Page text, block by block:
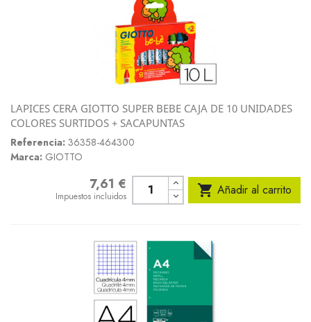
LAPICES CERA GIOTTO SUPER BEBE CAJA DE 10 UNIDADES
COLORES SURTIDOS + SACAPUNTAS
Referencia: 36358-464300
Marca: GIOTTO
7,61 €
Impuestos incluidos  Añadir al carrito